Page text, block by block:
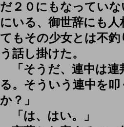
だ２０にもなってい
にいる、御世辞にも
てもその少女とは不
う話し掛けた。
「そうだ、連中は連
る。そういう連中を
か？」
「は、はい。」